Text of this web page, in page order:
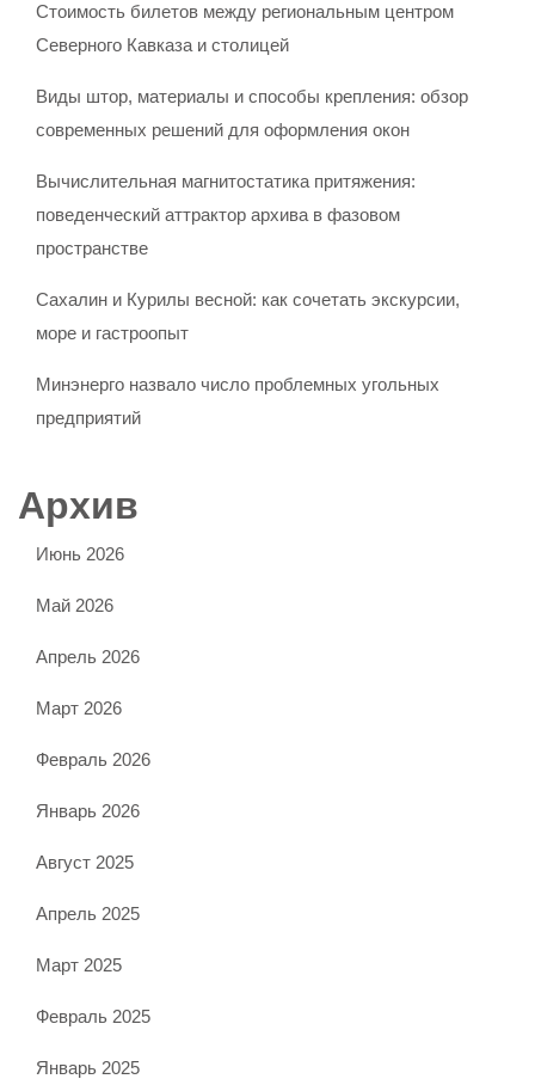
Стоимость билетов между региональным центром
Северного Кавказа и столицей
Виды штор, материалы и способы крепления: обзор
современных решений для оформления окон
Вычислительная магнитостатика притяжения:
поведенческий аттрактор архива в фазовом
пространстве
Сахалин и Курилы весной: как сочетать экскурсии,
море и гастроопыт
Минэнерго назвало число проблемных угольных
предприятий
Архив
Июнь 2026
Май 2026
Апрель 2026
Март 2026
Февраль 2026
Январь 2026
Август 2025
Апрель 2025
Март 2025
Февраль 2025
Январь 2025